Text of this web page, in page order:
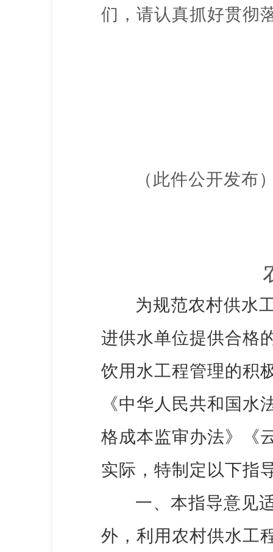
们，请认真抓好贯彻
（此件公开发布
为规范农村供水
进供水单位提供合格
饮用水工程管理的积
《中华人民共和国
格成本监审办法》《
实际，特制定以下指
一、本指导意见
外，利用农村供水工